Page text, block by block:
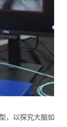
，以探究大脑如